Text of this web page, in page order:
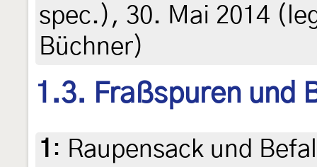
spec.), 30. Mai 2014
Büchner)
1.3. Fraßspuren und
1 : Raupensack und